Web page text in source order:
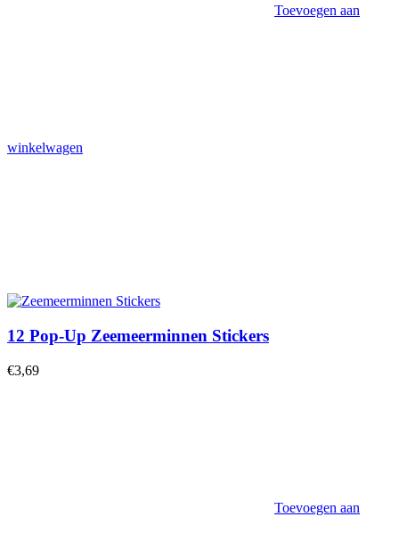
Toevoegen aan
winkelwagen
12 Pop-Up Zeemeerminnen Stickers
€3,69
Toevoegen aan